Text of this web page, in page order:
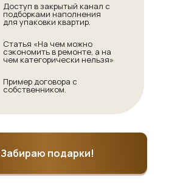
Забираю подарки!
Доступ в закрытый канал с
подборками наполнения
для упаковки квартир.
Пример договора с
собственником.
Статья «На чем можно
сэкономить в ремонте, а на
чем категорически нельзя»